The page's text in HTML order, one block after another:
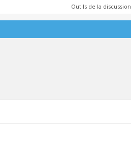
Outils de la discussion